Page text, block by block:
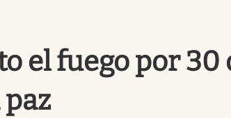
el fuego por